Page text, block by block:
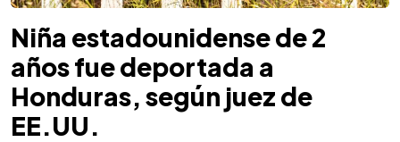
Niña estadounidense de 2
años fue deportada a
Honduras, según juez de
EE.UU.